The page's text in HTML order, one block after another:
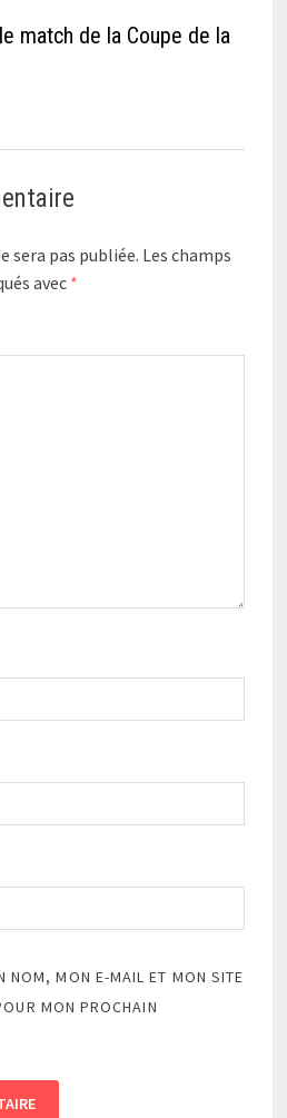
match de la Coupe de la
sera pas publiée. Les champs
avec *
NOM, MON E-MAIL ET MON SITE
MON PROCHAIN